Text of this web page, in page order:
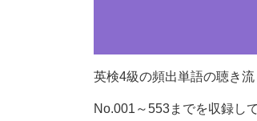
英検4級の頻出単語の聴き流
No.001～553までを収録し